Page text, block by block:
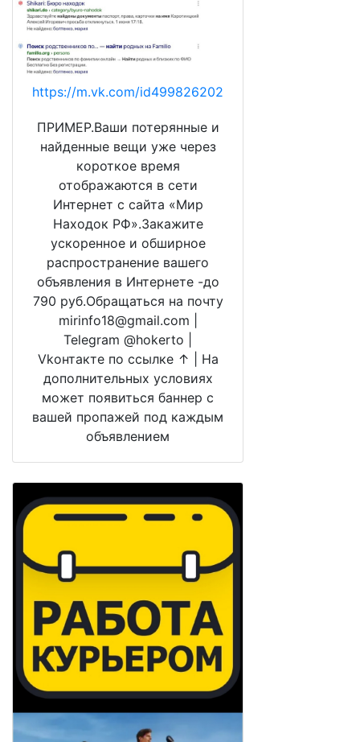
https://m.vk.com/id499826202
ПРИМЕР.Ваши потерянные и
найденные вещи уже через
короткое время
отображаются в сети
Интернет с сайта «Мир
Находок РФ».Закажите
ускоренное и обширное
распространение вашего
объявления в Интернете -до
790 руб.Обращаться на почту
mirinfo18@gmail.com |
Telegram @hokerto |
Vkонтакте по ссылке ↑ | На
дополнительных условиях
может появиться баннер с
вашей пропажей под каждым
объявлением